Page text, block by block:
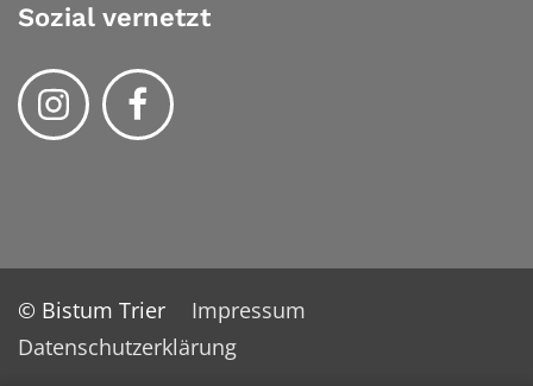
Sozial vernetzt
© Bistum Trier
Impressum
Datenschutzerklärung